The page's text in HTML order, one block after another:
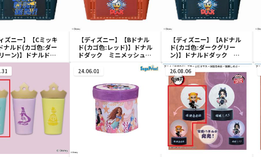
ィズニー】【Cミッキ
ナルド(カゴ色:ダー
ーン)】ドナルドダ
ニメッシュカゴ
【ディズニー】【Bドナル
ド(カゴ色:レッド)】ドナル
ドダック ミニメッシュカ
【ディズニー】【Aドナル
ド(カゴ色:ダークグリー
ン)】ドナルドダック ミ
ニメッシュカゴ
24.06.01 26.08.06